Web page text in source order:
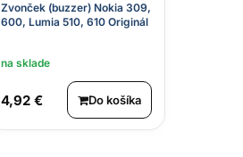
Zvonček (buzzer) Nokia 309,
600, Lumia 510, 610 Originál
na sklade
4,92 € Do košíka